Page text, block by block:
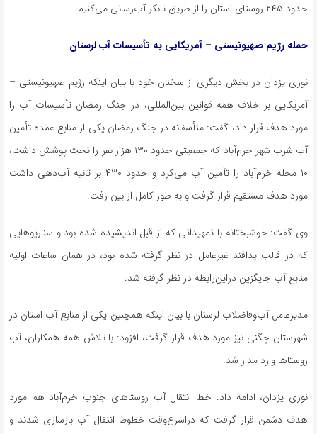
حدود ۲۴۵ روستای استان را از طریق تانکر آب‌رسانی می‌کنیم.
حمله رژیم صهیونیستی – آمریکایی به تأسیسات آب لرستان
نوری یزدان در بخش دیگری از سخنان خود با بیان اینکه رژیم صهیونیستی –
آمریکایی بر خلاف همه قوانین بین‌المللی، در جنگ رمضان تأسیسات آب را
مورد هدف قرار داد، گفت: متأسفانه در جنگ رمضان یکی از منابع عمده تأمین
آب شرب شهر خرم‌آباد که جمعیتی حدود ۱۳۰ هزار نفر را تحت پوشش داشت،
۱۰ محله خرم‌آباد را تأمین آب می‌کرد و حدود ۴۳۰ بر ثانیه آب‌دهی داشت
مورد هدف مستقیم قرار گرفت و به طور کامل از بین رفت.
وی گفت: خوشبختانه با تمهیداتی که از قبل اندیشیده شده بود و سناریوهایی
که در قالب پدافند غیرعامل در نظر گرفته شده بود، در همان ساعات اولیه
منابع آب جایگزین دراین‌رابطه در نظر گرفته شد.
مدیرعامل آب‌وفاضلاب لرستان با بیان اینکه همچنین یکی از منابع آب استان در
شهرستان چگنی نیز مورد هدف قرار گرفت، افزود: با تلاش همه همکاران، آب
روستاها وارد مدار شد.
نوری یزدان، ادامه داد: خط انتقال آب روستاهای جنوب خرم‌آباد هم مورد
هدف دشمن قرار گرفت که دراسرع‌وقت خطوط انتقال آب بازسازی شدند و